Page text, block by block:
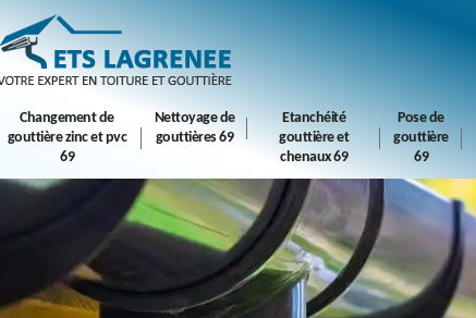
Changement de
gouttière zinc et pvc
69
Nettoyage de
gouttières 69
Etanchéité
gouttière et
chenaux 69
Pose de
gouttière
69